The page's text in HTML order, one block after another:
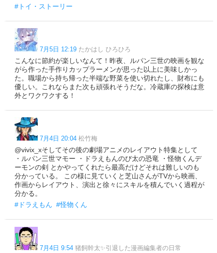
#トイ・ストーリー
7月5日 12:19 たかはし ひろひろ
こんなに節約が楽しいなんて！昨夜、ルパン三世の映画を観な
がら作った手作りカップラーメンが思った以上に美味しかっ
た。職場から持ち帰った半端な野菜を使い切れたし、財布にも
優しい。これならまた次も頑張れそうだな。冷蔵庫の探検は意
外とワクワクする！
7月4日 20:04 松竹梅
@vivix_xそしてその後の劇場アニメのレイアウト特集として
・ルパン三世マモー ・ドラえもんのび太の恐竜 ・怪物くんデ
ーモンの剣 とかやってくれたら最高だけどそれは難しいのも
分かっている。 この様に見ていくと芝山さんがTVから映画、
作画からレイアウト、演出と徐々にスキルを積んでいく過程が
分かる。
#ドラえもん #怪物くん
7月4日 9:54 猪飼幹太✨引退した漫画編集者の日常